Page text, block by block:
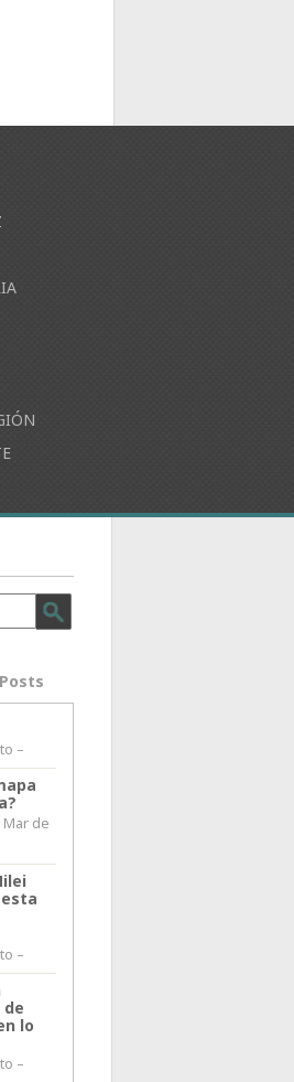
–
de
–
lo
–